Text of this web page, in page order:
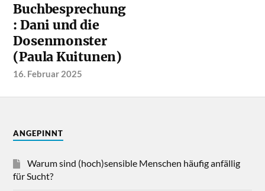
Buchbesprechung
: Dani und die
Dosenmonster
(Paula Kuitunen)
16. Februar 2025
ANGEPINNT
Warum sind (hoch)sensible Menschen häufig anfällig
für Sucht?